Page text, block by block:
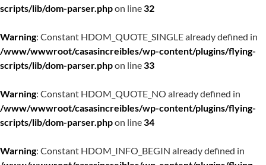
scripts/lib/dom-parser.phpon line32
Warning: Constant HDOM_QUOTE_SINGLE already defined in
/www/wwwroot/casasincreibles/wp-content/plugins/flying-
scripts/lib/dom-parser.phpon line33
Warning: Constant HDOM_QUOTE_NO already defined in
/www/wwwroot/casasincreibles/wp-content/plugins/flying-
scripts/lib/dom-parser.phpon line34
Warning: Constant HDOM_INFO_BEGIN already defined in